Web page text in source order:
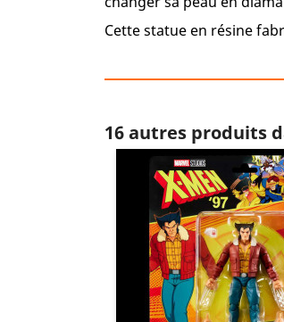
Cette statue en résine
16 autres produits